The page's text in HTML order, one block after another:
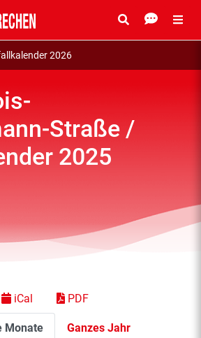
2026
Straße /
2025
Monate Ganzes Jahr
iCal PDF